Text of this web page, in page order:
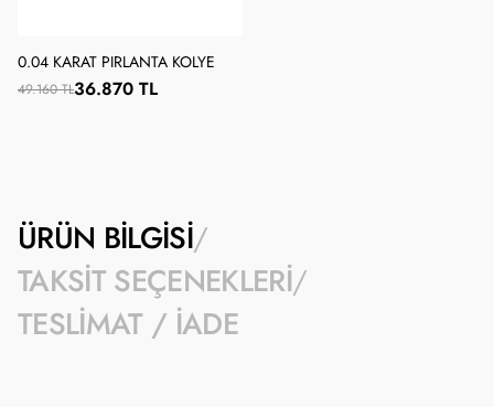
0.04 KARAT PIRLANTA KOLYE
49.160 TL36.870 TL
ÜRÜN BILGISI
TAKSIT SEÇENEKLERI
TESLIMAT / İADE